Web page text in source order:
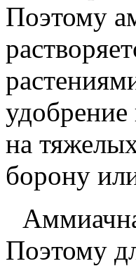
Поэтому
на
борону
Поэтому